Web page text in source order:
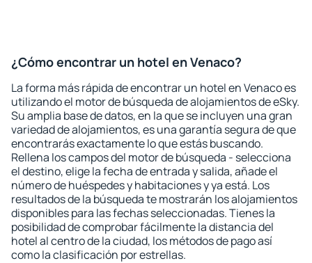
¿Cómo encontrar un hotel en Venaco?
La forma más rápida de encontrar un hotel en Venaco es
utilizando el motor de búsqueda de alojamientos de eSky.
Su amplia base de datos, en la que se incluyen una gran
variedad de alojamientos, es una garantía segura de que
encontrarás exactamente lo que estás buscando.
Rellena los campos del motor de búsqueda - selecciona
el destino, elige la fecha de entrada y salida, añade el
número de huéspedes y habitaciones y ya está. Los
resultados de la búsqueda te mostrarán los alojamientos
disponibles para las fechas seleccionadas. Tienes la
posibilidad de comprobar fácilmente la distancia del
hotel al centro de la ciudad, los métodos de pago así
como la clasificación por estrellas.